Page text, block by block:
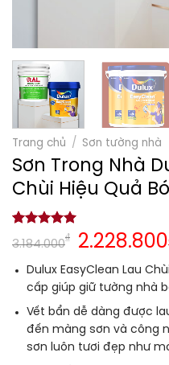
Trang chủ / Sơn tường nhà
Sơn Trong Nhà
Chùi Hiệu Quả
5.00
trên 5
dựa trên
1
đánh giá
3.184.000
₫ 2.228.800
Dulux EasyClean Lau
cấp giúp giữ tường nhà
Vết bẩn dễ dàng được
đến màng sơn và công
sơn luôn tươi đẹp như